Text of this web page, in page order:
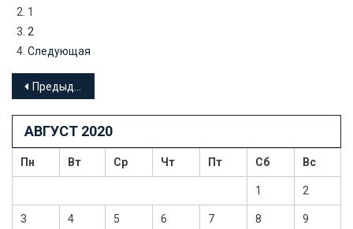
1
2
Следующая
Навигация
по
записям
Предыдущие записи
АВГУСТ 2020
Пн Вт Ср Чт Пт Сб Вс
1 2
3 4 5 6 7 8 9